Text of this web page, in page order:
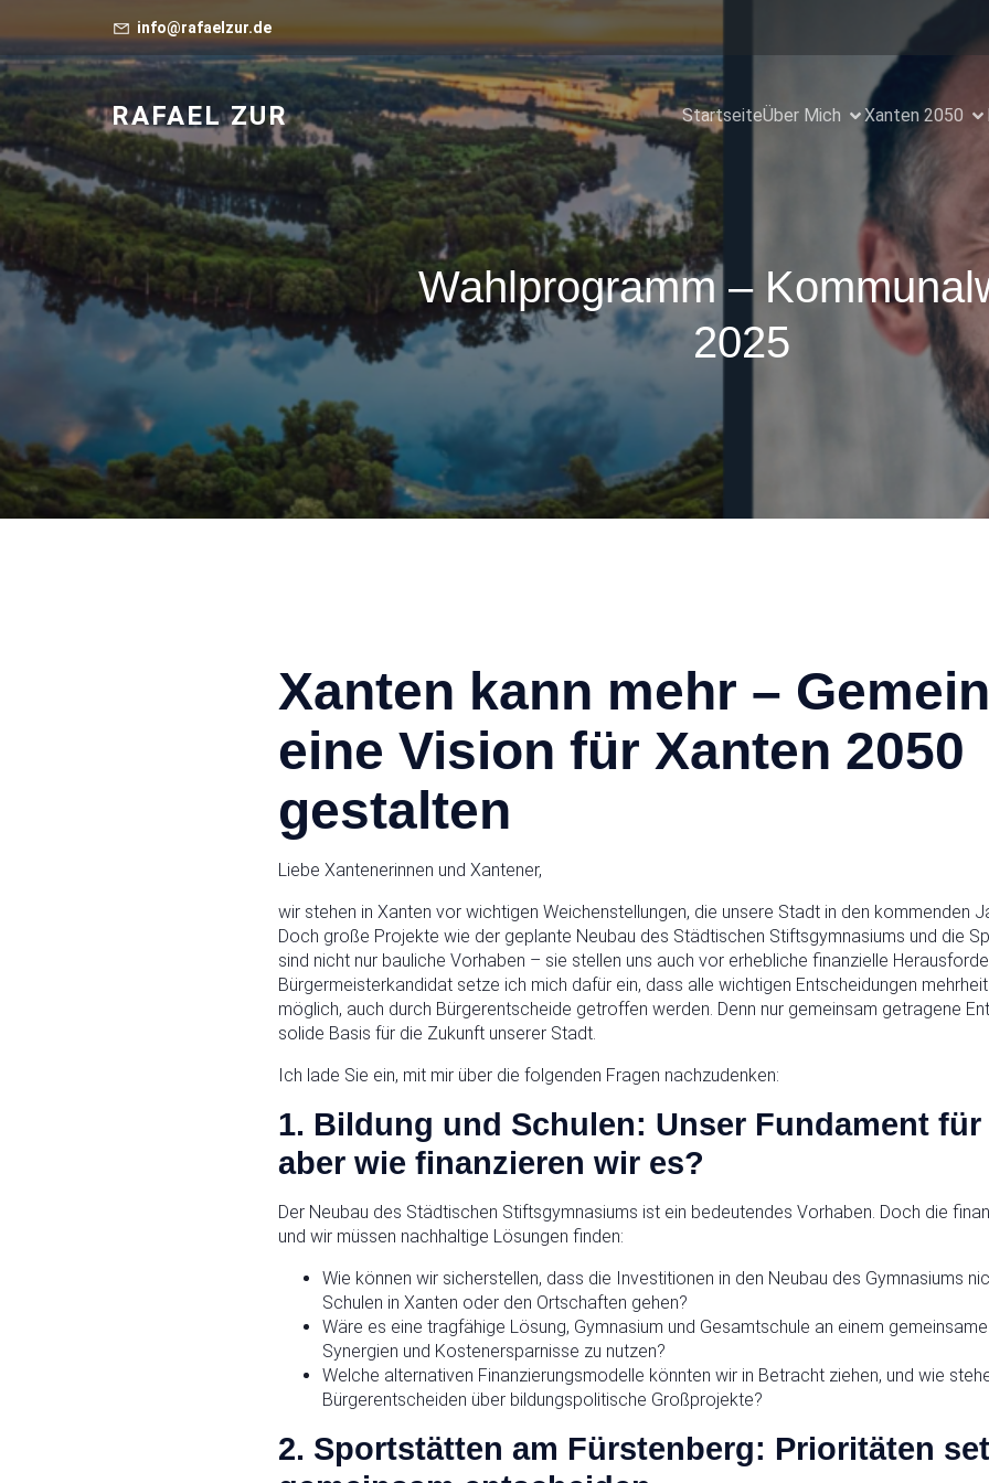
info@rafaelzur.de
RAFAEL ZUR StartseiteÜber Mich Xanten 2050
Wahlprogramm –
2025
Xanten kann mehr –
eine Vision für Xanten 2050
gestalten
Liebe Xantenerinnen und Xantener,
wir stehen in Xanten vor wichtigen Weichenstellungen, die unsere Stadt in den kommenden
Doch große Projekte wie der geplante Neubau des Städtischen Stiftsgymnasiums und die
sind nicht nur bauliche Vorhaben – sie stellen uns auch vor erhebliche finanzielle
Bürgermeisterkandidat setze ich mich dafür ein, dass alle wichtigen Entscheidungen
möglich, auch durch Bürgerentscheide getroffen werden. Denn nur gemeinsam getragene
solide Basis für die Zukunft unserer Stadt.
Ich lade Sie ein, mit mir über die folgenden Fragen nachzudenken:
1. Bildung und Schulen: Unser Fundament
aber wie finanzieren wir es?
Der Neubau des Städtischen Stiftsgymnasiums ist ein bedeutendes Vorhaben. Doch die
und wir müssen nachhaltige Lösungen finden:
Wie können wir sicherstellen, dass die Investitionen in den Neubau des Gymnasiums
Schulen in Xanten oder den Ortschaften gehen?
Wäre es eine tragfähige Lösung, Gymnasium und Gesamtschule an einem
Synergien und Kostenersparnisse zu nutzen?
Welche alternativen Finanzierungsmodelle könnten wir in Betracht ziehen, und wie
Bürgerentscheiden über bildungspolitische Großprojekte?
2. Sportstätten am Fürstenberg: Prioritäten